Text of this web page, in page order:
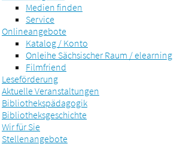
Medien finden
Service
Onlineangebote
Katalog / Konto
Onleihe Sächsischer Raum / elearning
Filmfriend
Leseförderung
Aktuelle Veranstaltungen
Bibliothekspädagogik
Bibliotheksgeschichte
Wir für Sie
Stellenangebote